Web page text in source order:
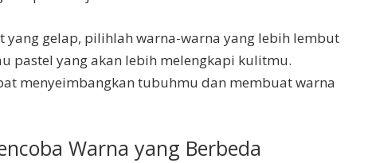
yang gelap, pilihlah warna-warna yang lebih lembut
pastel yang akan lebih melengkapi kulitmu.
menyeimbangkan tubuhmu dan membuat warna
Warna yang Berbeda